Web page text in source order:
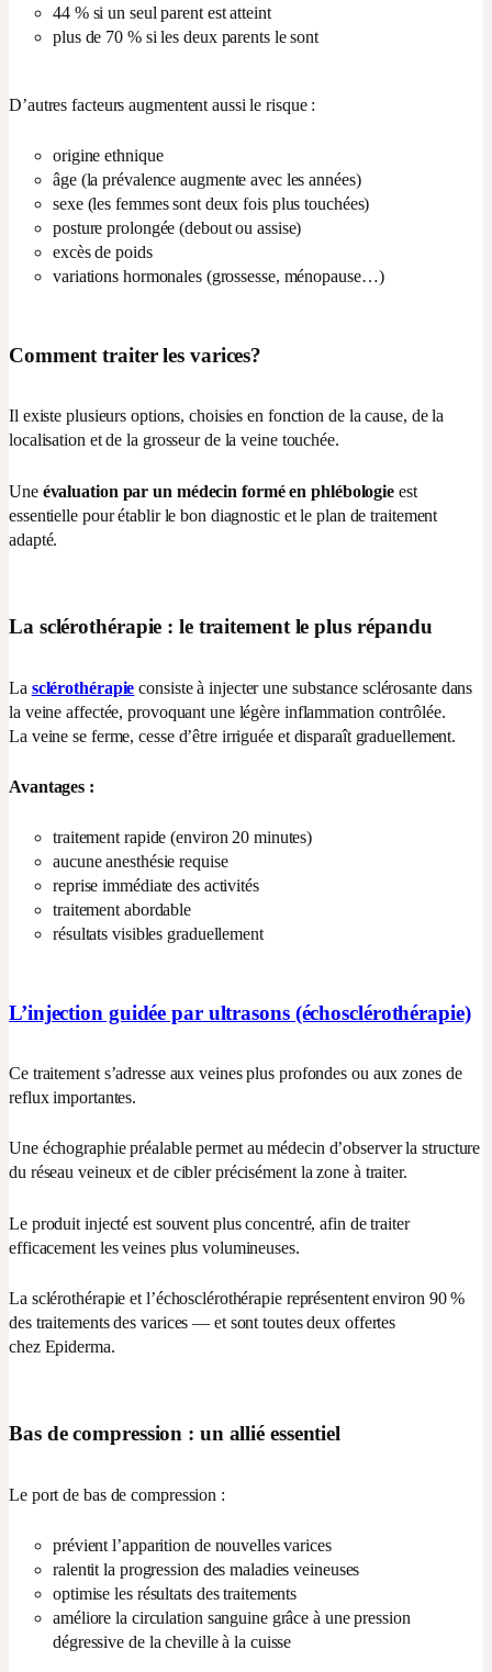
44 % si un seul parent est atteint
plus de 70 % si les deux parents le sont
D’autres facteurs augmentent aussi le risque :
origine ethnique
âge (la prévalence augmente avec les années)
sexe (les femmes sont deux fois plus touchées)
posture prolongée (debout ou assise)
excès de poids
variations hormonales (grossesse, ménopause…)
Comment traiter les varices?
Il existe plusieurs options, choisies en fonction de la cause, de la
localisation et de la grosseur de la veine touchée.
Une évaluation par un médecin formé en phlébologie est
essentielle pour établir le bon diagnostic et le plan de traitement
adapté.
La sclérothérapie : le traitement le plus répandu
La sclérothérapie consiste à injecter une substance sclérosante dans
la veine affectée, provoquant une légère inflammation contrôlée.
La veine se ferme, cesse d’être irriguée et disparaît graduellement.
Avantages :
traitement rapide (environ 20 minutes)
aucune anesthésie requise
reprise immédiate des activités
traitement abordable
résultats visibles graduellement
L’injection guidée par ultrasons (échosclérothérapie)
Ce traitement s’adresse aux veines plus profondes ou aux zones de
reflux importantes.
Une échographie préalable permet au médecin d’observer la structure
du réseau veineux et de cibler précisément la zone à traiter.
Le produit injecté est souvent plus concentré, afin de traiter
efficacement les veines plus volumineuses.
La sclérothérapie et l’échosclérothérapie représentent environ 90 %
des traitements des varices — et sont toutes deux offertes
chez Epiderma.
Bas de compression : un allié essentiel
Le port de bas de compression :
prévient l’apparition de nouvelles varices
ralentit la progression des maladies veineuses
optimise les résultats des traitements
améliore la circulation sanguine grâce à une pression
dégressive de la cheville à la cuisse